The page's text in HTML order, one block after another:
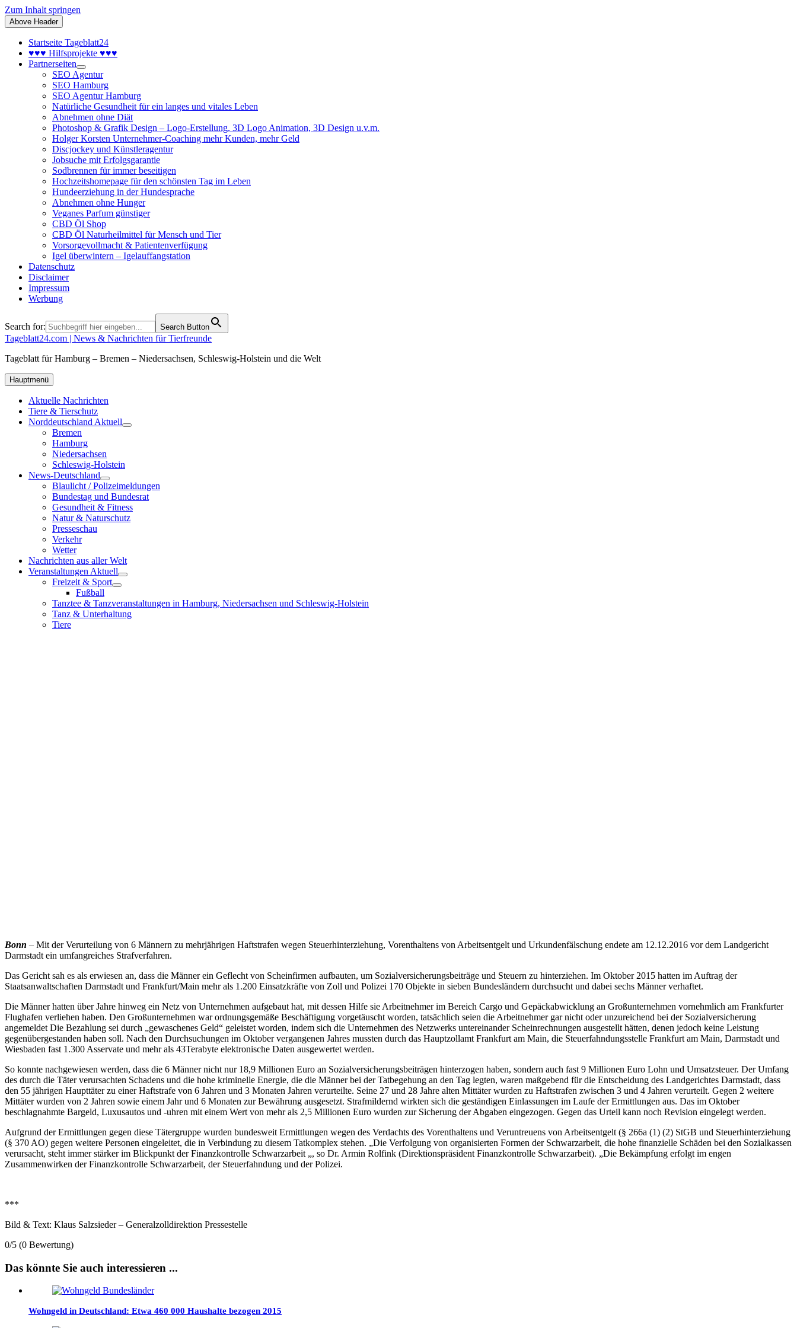
Zum Inhalt springen
Above Header
Startseite Tageblatt24
♥♥♥ Hilfsprojekte ♥♥♥
Partnerseiten
SEO Agentur
SEO Hamburg
SEO Agentur Hamburg
Natürliche Gesundheit für ein langes und vitales Leben
Abnehmen ohne Diät
Photoshop & Grafik Design – Logo-Erstellung, 3D Logo Animation, 3D Design u.v.m.
Holger Korsten Unternehmer-Coaching mehr Kunden, mehr Geld
Discjockey und Künstleragentur
Jobsuche mit Erfolgsgarantie
Sodbrennen für immer beseitigen
Hochzeitshomepage für den schönsten Tag im Leben
Hundeerziehung in der Hundesprache
Abnehmen ohne Hunger
Veganes Parfum günstiger
CBD Öl Shop
CBD Öl Naturheilmittel für Mensch und Tier
Vorsorgevollmacht & Patientenverfügung
Igel überwintern – Igelauffangstation
Datenschutz
Disclaimer
Impressum
Werbung
Search for: Search Button
Tageblatt24.com | News & Nachrichten für Tierfreunde
Tageblatt für Hamburg – Bremen – Niedersachsen, Schleswig-Holstein und die Welt
Hauptmenü
Aktuelle Nachrichten
Tiere & Tierschutz
Norddeutschland Aktuell
Bremen
Hamburg
Niedersachsen
Schleswig-Holstein
News-Deutschland
Blaulicht / Polizeimeldungen
Bundestag und Bundesrat
Gesundheit & Fitness
Natur & Naturschutz
Presseschau
Verkehr
Wetter
Nachrichten aus aller Welt
Veranstaltungen Aktuell
Freizeit & Sport
Fußball
Tanztee & Tanzveranstaltungen in Hamburg, Niedersachsen und Schleswig-Holstein
Tanz & Unterhaltung
Tiere
Bonn – Mit der Verurteilung von 6 Männern zu mehrjährigen Haftstrafen wegen Steuerhinterziehung, Vorenthaltens von Arbeitsentgelt und Urkundenfälschung endete am 12.12.2016 vor dem Landgericht
Darmstadt ein umfangreiches Strafverfahren.
Das Gericht sah es als erwiesen an, dass die Männer ein Geflecht von Scheinfirmen aufbauten, um Sozialversicherungsbeiträge und Steuern zu hinterziehen. Im Oktober 2015 hatten im Auftrag der
Staatsanwaltschaften Darmstadt und Frankfurt/Main mehr als 1.200 Einsatzkräfte von Zoll und Polizei 170 Objekte in sieben Bundesländern durchsucht und dabei sechs Männer verhaftet.
Die Männer hatten über Jahre hinweg ein Netz von Unternehmen aufgebaut hat, mit dessen Hilfe sie Arbeitnehmer im Bereich Cargo und Gepäckabwicklung an Großunternehmen vornehmlich am Frankfurter
Flughafen verliehen haben. Den Großunternehmen war ordnungsgemäße Beschäftigung vorgetäuscht worden, tatsächlich seien die Arbeitnehmer gar nicht oder unzureichend bei der Sozialversicherung
angemeldet Die Bezahlung sei durch „gewaschenes Geld“ geleistet worden, indem sich die Unternehmen des Netzwerks untereinander Scheinrechnungen ausgestellt hätten, denen jedoch keine Leistung
gegenübergestanden haben soll. Nach den Durchsuchungen im Oktober vergangenen Jahres mussten durch das Hauptzollamt Frankfurt am Main, die Steuerfahndungsstelle Frankfurt am Main, Darmstadt und
Wiesbaden fast 1.300 Asservate und mehr als 43Terabyte elektronische Daten ausgewertet werden.
So konnte nachgewiesen werden, dass die 6 Männer nicht nur 18,9 Millionen Euro an Sozialversicherungsbeiträgen hinterzogen haben, sondern auch fast 9 Millionen Euro Lohn und Umsatzsteuer. Der Umfang
des durch die Täter verursachten Schadens und die hohe kriminelle Energie, die die Männer bei der Tatbegehung an den Tag legten, waren maßgebend für die Entscheidung des Landgerichtes Darmstadt, dass
den 55 jährigen Haupttäter zu einer Haftstrafe von 6 Jahren und 3 Monaten Jahren verurteilte. Seine 27 und 28 Jahre alten Mittäter wurden zu Haftstrafen zwischen 3 und 4 Jahren verurteilt. Gegen 2 weitere
Mittäter wurden von 2 Jahren sowie einem Jahr und 6 Monaten zur Bewährung ausgesetzt. Strafmildernd wirkten sich die geständigen Einlassungen im Laufe der Ermittlungen aus. Das im Oktober
beschlagnahmte Bargeld, Luxusautos und -uhren mit einem Wert von mehr als 2,5 Millionen Euro wurden zur Sicherung der Abgaben eingezogen. Gegen das Urteil kann noch Revision eingelegt werden.
Aufgrund der Ermittlungen gegen diese Tätergruppe wurden bundesweit Ermittlungen wegen des Verdachts des Vorenthaltens und Veruntreuens von Arbeitsentgelt (§ 266a (1) (2) StGB und Steuerhinterziehung
(§ 370 AO) gegen weitere Personen eingeleitet, die in Verbindung zu diesem Tatkomplex stehen. „Die Verfolgung von organisierten Formen der Schwarzarbeit, die hohe finanzielle Schäden bei den Sozialkassen
verursacht, steht immer stärker im Blickpunkt der Finanzkontrolle Schwarzarbeit „, so Dr. Armin Rolfink (Direktionspräsident Finanzkontrolle Schwarzarbeit). „Die Bekämpfung erfolgt im engen
Zusammenwirken der Finanzkontrolle Schwarzarbeit, der Steuerfahndung und der Polizei.
***
Bild & Text: Klaus Salzsieder – Generalzolldirektion Pressestelle
0/5 (0 Bewertung)
Das könnte Sie auch interessieren ...
Wohngeld in Deutschland: Etwa 460 000 Haushalte bezogen 2015